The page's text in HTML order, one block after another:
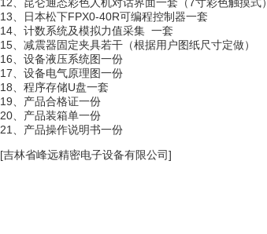
13、日本松下FPX0-40R可编程控制器一套
14、计数系统及模拟力值采集 一套
15、减震器固定夹具若干（根据用户图纸尺寸定做）
16、设备液压系统图一份
17、设备电气原理图一份
18、程序存储U盘一套
19、产品合格证一份
20、产品装箱单一份
21、产品操作说明书一份
[吉林省峰远精密电子设备有限公司]